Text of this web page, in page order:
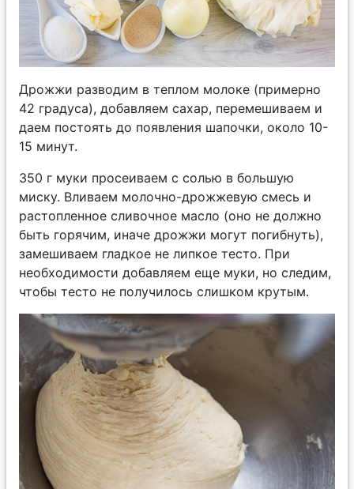
Дрожжи разводим в теплом молоке (примерно
42 градуса), добавляем сахар, перемешиваем и
даем постоять до появления шапочки, около 10-
15 минут.
350 г муки просеиваем с солью в большую
миску. Вливаем молочно-дрожжевую смесь и
растопленное сливочное масло (оно не должно
быть горячим, иначе дрожжи могут погибнуть),
замешиваем гладкое не липкое тесто. При
необходимости добавляем еще муки, но следим,
чтобы тесто не получилось слишком крутым.